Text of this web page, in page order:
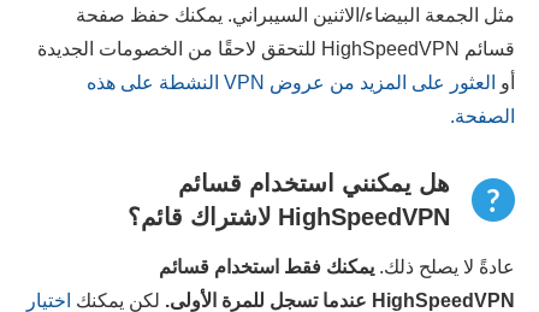
مثل الجمعة البيضاء/الاثنين السيبراني. يمكنك حفظ صفحة
قسائم HighSpeedVPN للتحقق لاحقًا من الخصومات الجديدة
أو
العثور على المزيد من عروض VPN النشطة على هذه
الصفحة.
هل يمكنني استخدام قسائم
HighSpeedVPN لاشتراك قائم؟
عادةً لا يصلح ذلك. يمكنك فقط استخدام قسائم
HighSpeedVPN عندما تسجل للمرة الأولى. لكن يمكنك اختيار